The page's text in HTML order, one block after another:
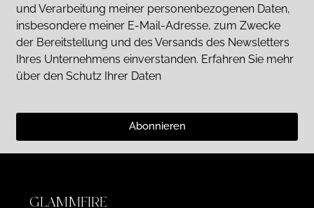
und Verarbeitung meiner personenbezogenen Daten,
insbesondere meiner E-Mail-Adresse, zum Zwecke
der Bereitstellung und des Versands des Newsletters
Ihres Unternehmens einverstanden. Erfahren Sie mehr
über den Schutz Ihrer Daten
Abonnieren
GLAMMFIRE